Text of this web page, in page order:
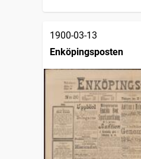
1900-03-13
Enköpingsposten